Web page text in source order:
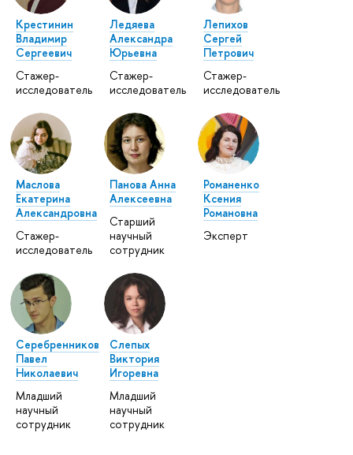
Крестинин
Владимир
Сергеевич
Стажер-
исследователь
Ледяева
Александра
Юрьевна
Стажер-
исследователь
Лепихов
Сергей
Петрович
Стажер-
исследователь
Маслова
Екатерина
Александровна
Стажер-
исследователь
Панова Анна
Алексеевна
Старший
научный
сотрудник
Романенко
Ксения
Романовна
Эксперт
Серебренников
Павел
Николаевич
Младший
научный
сотрудник
Слепых
Виктория
Игоревна
Младший
научный
сотрудник